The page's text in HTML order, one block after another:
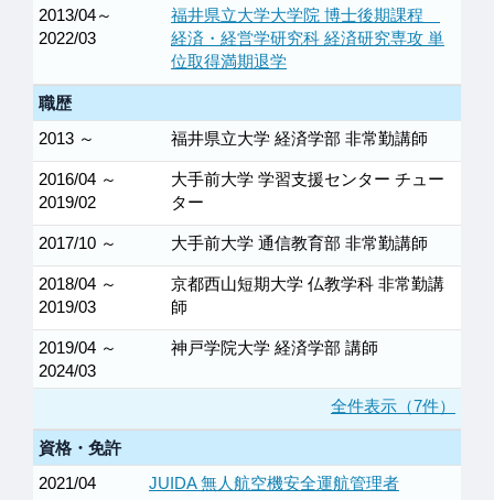
2013/04～
2022/03
福井県立大学大学院 博士後期課程
経済・経営学研究科 経済研究専攻 単
位取得満期退学
職歴
2013 ～
福井県立大学 経済学部 非常勤講師
2016/04 ～
2019/02
大手前大学 学習支援センター チュー
ター
2017/10 ～ 大手前大学 通信教育部 非常勤講師
2018/04 ～
2019/03
京都西山短期大学 仏教学科 非常勤講
師
2019/04 ～
2024/03
神戸学院大学 経済学部 講師
全件表示（7件）
資格・免許
2021/04
JUIDA 無人航空機安全運航管理者